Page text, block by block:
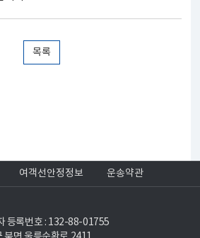
목록
여객선안정정보 운송약관
등록번호 : 132-88-01755